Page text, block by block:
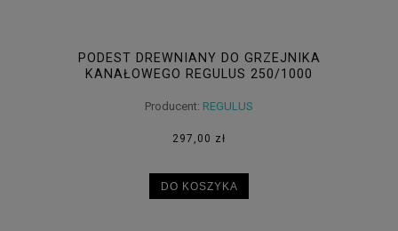
PODEST DREWNIANY DO GRZEJNIKA
KANAŁOWEGO REGULUS 250/1000
Producent: REGULUS
297,00 zł
DO KOSZYKA